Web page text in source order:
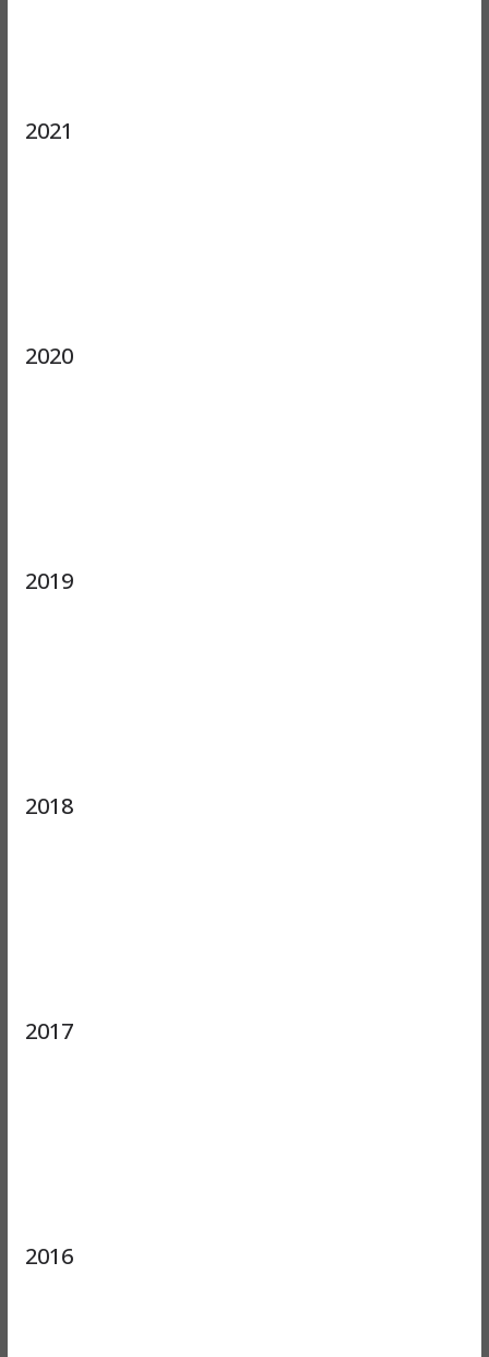
2021
2020
2019
2018
2017
2016